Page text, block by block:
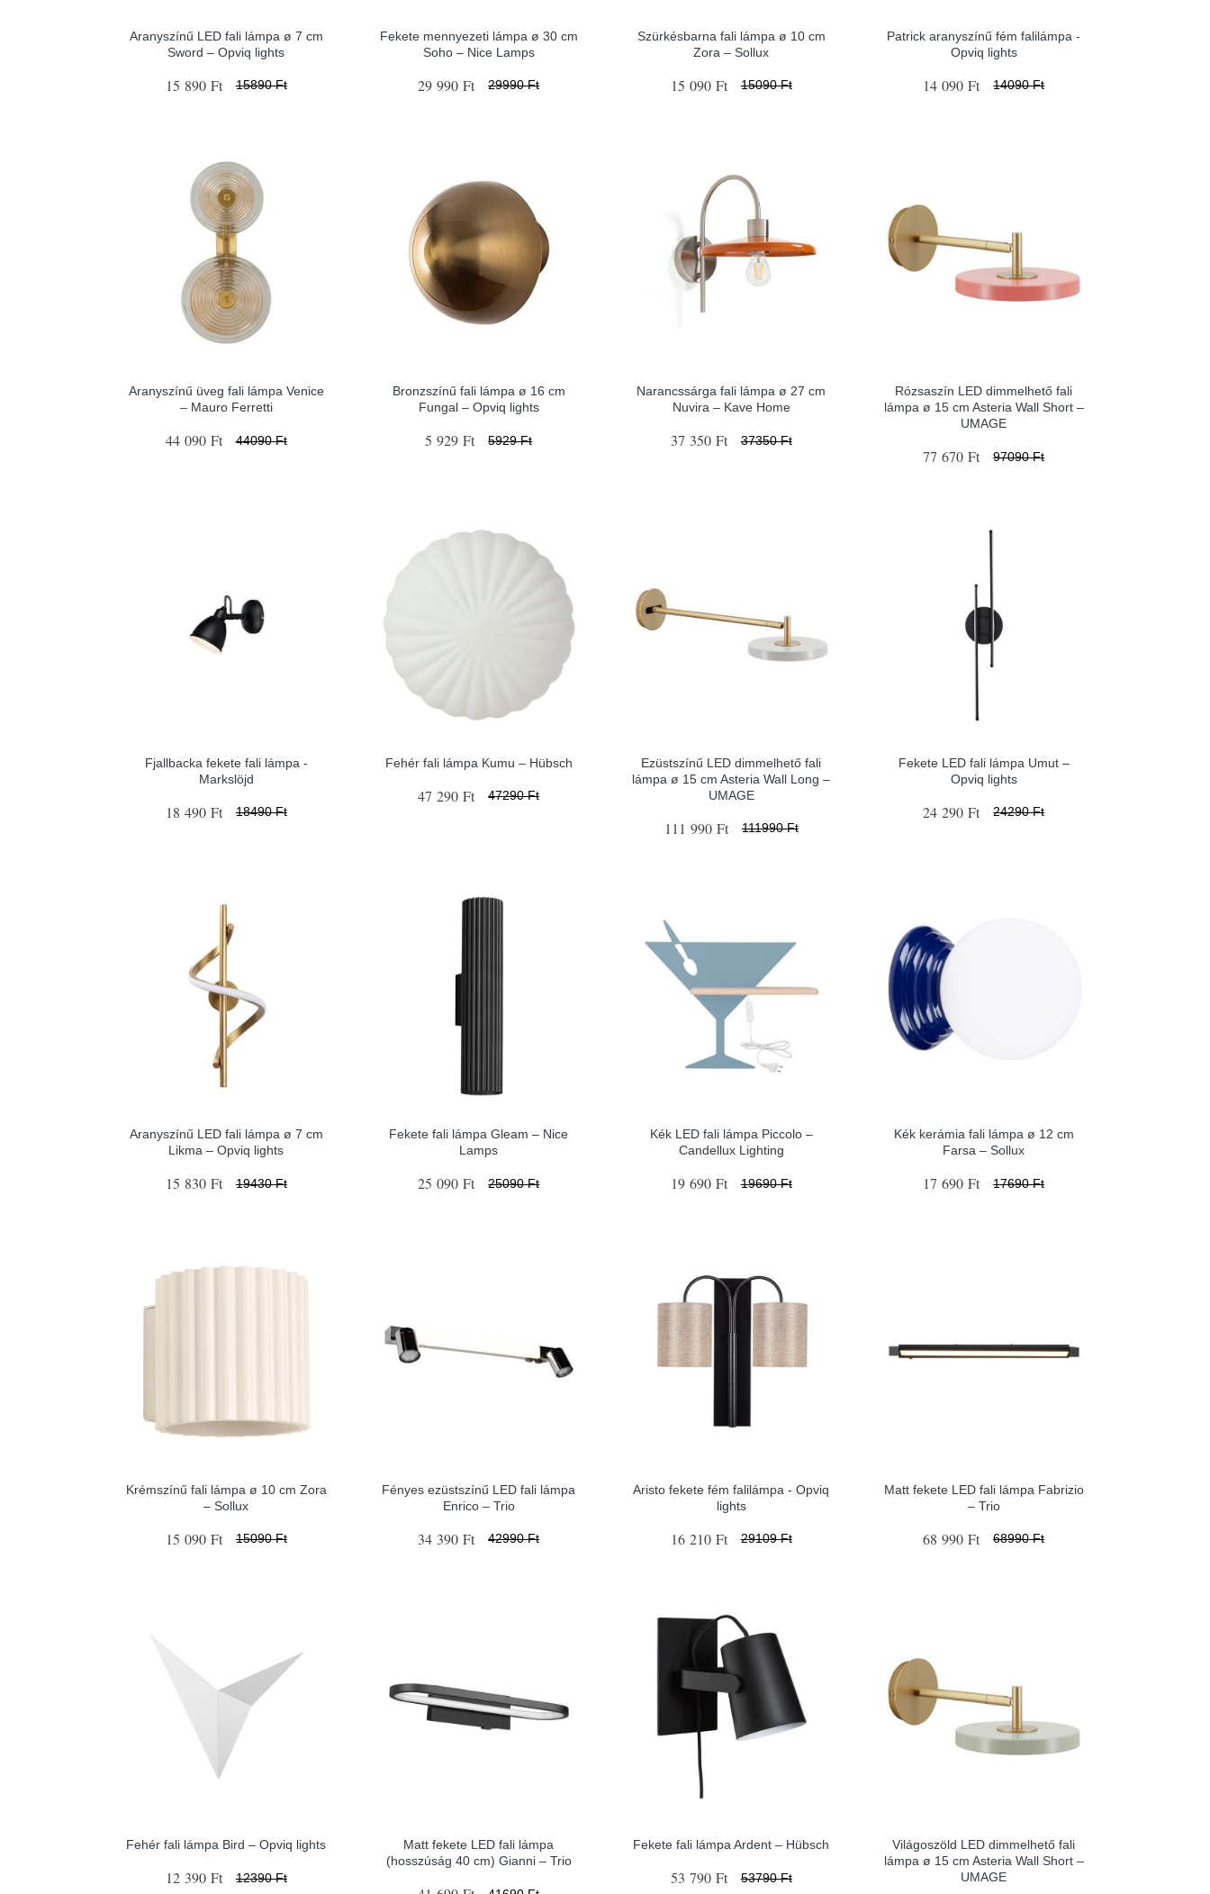
Aranyszínű LED fali lámpa ø 7 cm
Sword – Opviq lights
15 890 Ft 15890 Ft
Fekete mennyezeti lámpa ø 30 cm
Soho – Nice Lamps
29 990 Ft 29990 Ft
Szürkésbarna fali lámpa ø 10 cm
Zora – Sollux
15 090 Ft 15090 Ft
Patrick aranyszínű fém falilámpa -
Opviq lights
14 090 Ft 14090 Ft
Aranyszínű üveg fali lámpa Venice
– Mauro Ferretti
44 090 Ft 44090 Ft
Bronzszínű fali lámpa ø 16 cm
Fungal – Opviq lights
5 929 Ft 5929 Ft
Narancssárga fali lámpa ø 27 cm
Nuvira – Kave Home
37 350 Ft 37350 Ft
Rózsaszín LED dimmelhető fali
lámpa ø 15 cm Asteria Wall Short –
UMAGE
77 670 Ft 97090 Ft
Fjallbacka fekete fali lámpa -
Markslöjd
18 490 Ft 18490 Ft
Fehér fali lámpa Kumu – Hübsch
47 290 Ft 47290 Ft
Ezüstszínű LED dimmelhető fali
lámpa ø 15 cm Asteria Wall Long –
UMAGE
111 990 Ft 111990 Ft
Fekete LED fali lámpa Umut –
Opviq lights
24 290 Ft 24290 Ft
Aranyszínű LED fali lámpa ø 7 cm
Likma – Opviq lights
15 830 Ft 19430 Ft
Fekete fali lámpa Gleam – Nice
Lamps
25 090 Ft 25090 Ft
Kék LED fali lámpa Piccolo –
Candellux Lighting
19 690 Ft 19690 Ft
Kék kerámia fali lámpa ø 12 cm
Farsa – Sollux
17 690 Ft 17690 Ft
Krémszínű fali lámpa ø 10 cm Zora
– Sollux
15 090 Ft 15090 Ft
Fényes ezüstszínű LED fali lámpa
Enrico – Trio
34 390 Ft 42990 Ft
Aristo fekete fém falilámpa - Opviq
lights
16 210 Ft 29109 Ft
Matt fekete LED fali lámpa Fabrizio
– Trio
68 990 Ft 68990 Ft
Fehér fali lámpa Bird – Opviq lights
12 390 Ft 12390 Ft
Matt fekete LED fali lámpa
(hosszúság 40 cm) Gianni – Trio
Fekete fali lámpa Ardent – Hübsch
53 790 Ft 53790 Ft
Világoszöld LED dimmelhető fali
lámpa ø 15 cm Asteria Wall Short –
UMAGE